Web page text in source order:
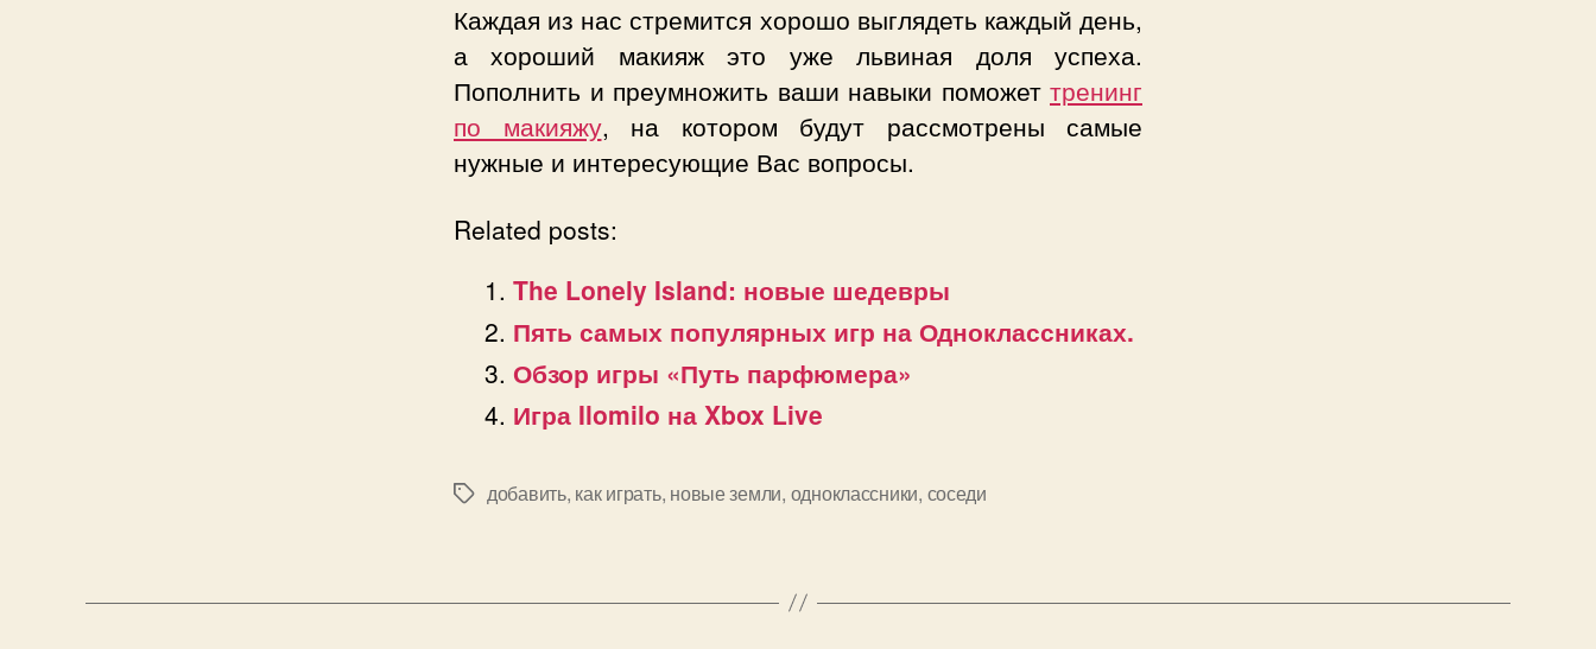
Каждая из нас стремится хорошо выглядеть каждый день,
а хороший макияж это уже львиная доля успеха.
Пополнить и преумножить ваши навыки поможет тренинг
по макияжу, на котором будут рассмотрены самые
нужные и интересующие Вас вопросы.
Related posts:
The Lonely Island: новые шедевры
Пять самых популярных игр на Одноклассниках.
Обзор игры «Путь парфюмера»
Игра Ilomilo на Xbox Live
Позначки
добавить, как играть, новые земли, одноклассники, соседи